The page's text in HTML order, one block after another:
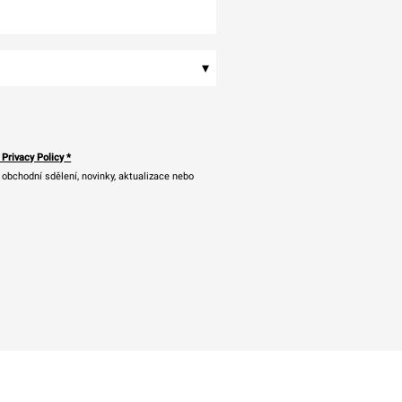
▾
Privacy Policy*
sdělení, novinky, aktualizace nebo